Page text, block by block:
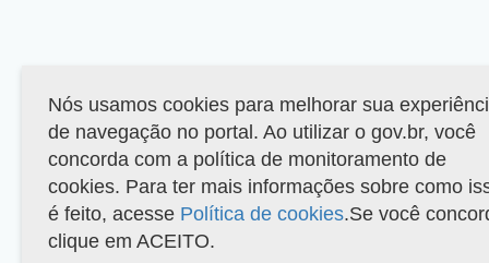
Nós usamos cookies para melhorar sua
de navegação no portal. Ao utilizar o gov.br, você
concorda com a política de monitoramento de
cookies. Para ter mais informações sobre como
é feito, acesse Política de cookies.Se você
clique em ACEITO.